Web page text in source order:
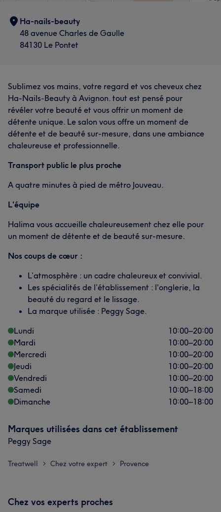
Ha-nails-beauty
48 avenue Charles de Gaulle
84130 Le Pontet
Sublimez vos mains, votre regard et vos cheveux chez
Ha‑Nails‑Beauty à Avignon. tout est pensé pour
révéler votre beauté et vous offrir un moment de
détente unique. Le salon vous offre un moment de
détente et de beauté sur-mesure, dans une ambiance
chaleureuse et professionnelle.
Transport public le plus proche
A quatre minutes à pied de métro Jouveau.
L'équipe
Halima vous accueille chaleureusement chez elle pour
un moment de détente et de beauté sur-mesure.
Nos coups de cœur :
L’atmosphère : un cadre chaleureux et convivial.
Les spécialités de l’établissement : l'onglerie, la
beauté du regard et le lissage.
La marque utilisée : Peggy Sage.
Lundi
10:00–20:00
Mardi
10:00–20:00
Mercredi
10:00–20:00
Jeudi
10:00–20:00
Vendredi
10:00–20:00
Samedi
10:00–18:00
Dimanche
10:00–18:00
Marques utilisées dans cet établissement
Peggy Sage
Treatwell > Chez votre expert > Provence
Chez vos experts proches